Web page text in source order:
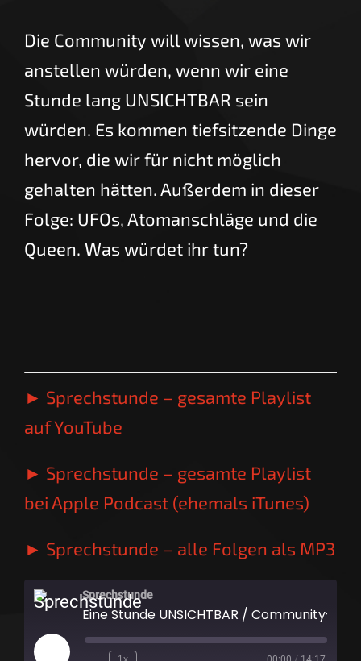
Die Community will wissen, was wir
anstellen würden, wenn wir eine
Stunde lang UNSICHTBAR sein
würden. Es kommen tiefsitzende Dinge
hervor, die wir für nicht möglich
gehalten hätten. Außerdem in dieser
Folge: UFOs, Atomanschläge und die
Queen. Was würdet ihr tun?
► Sprechstunde – gesamte Playlist
auf YouTube
► Sprechstunde – gesamte Playlist
bei Apple Podcast (ehemals iTunes)
► Sprechstunde – alle Folgen als MP3
Sprechstunde
Play